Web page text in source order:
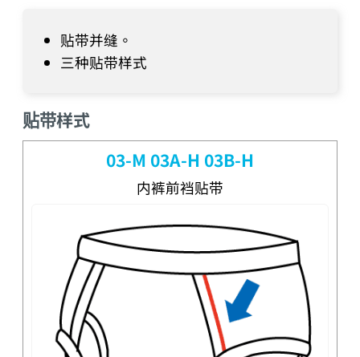
贴带并缝。
三种贴带样式
贴带样式
03-M 03A-H 03B-H
内裤前裆贴带